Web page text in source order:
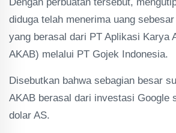
diduga telah menerima uang
yang berasal dari PT Aplikasi Karya
AKAB) melalui PT Gojek Indonesia.
Disebutkan bahwa sebagian besar
AKAB berasal dari investasi Google
dolar AS.